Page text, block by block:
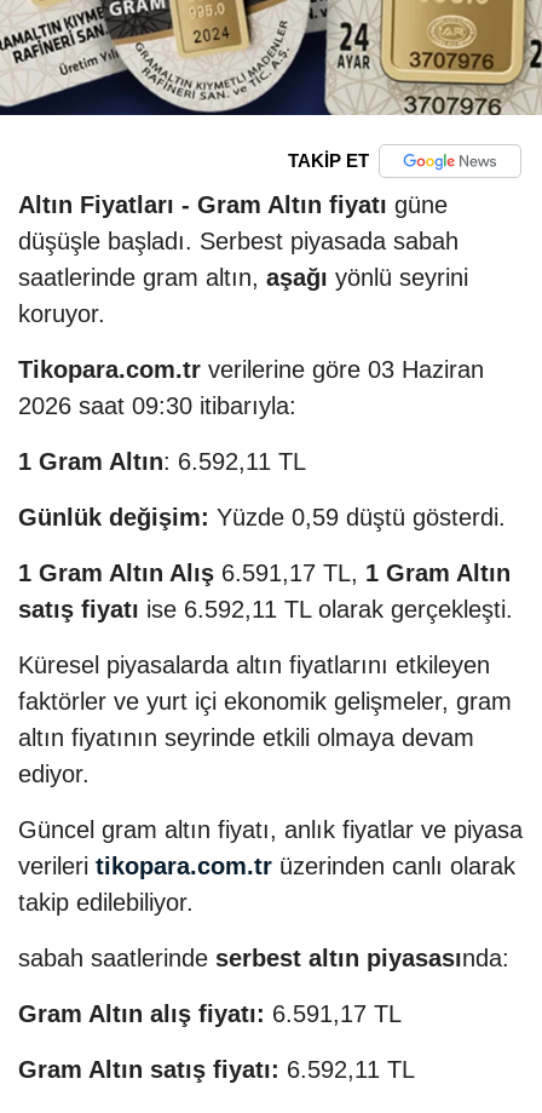
TAKİP ET
Altın Fiyatları - Gram Altın fiyatı güne
düşüşle başladı. Serbest piyasada sabah
saatlerinde gram altın, aşağı yönlü seyrini
koruyor.
Tikopara.com.tr verilerine göre 03 Haziran
2026 saat 09:30 itibarıyla:
1 Gram Altın: 6.592,11 TL
Günlük değişim: Yüzde 0,59 düştü gösterdi.
1 Gram Altın Alış 6.591,17 TL, 1 Gram Altın
satış fiyatı ise 6.592,11 TL olarak gerçekleşti.
Küresel piyasalarda altın fiyatlarını etkileyen
faktörler ve yurt içi ekonomik gelişmeler, gram
altın fiyatının seyrinde etkili olmaya devam
ediyor.
Güncel gram altın fiyatı, anlık fiyatlar ve piyasa
verileri tikopara.com.tr üzerinden canlı olarak
takip edilebiliyor.
sabah saatlerinde serbest altın piyasasında:
Gram Altın alış fiyatı: 6.591,17 TL
Gram Altın satış fiyatı: 6.592,11 TL